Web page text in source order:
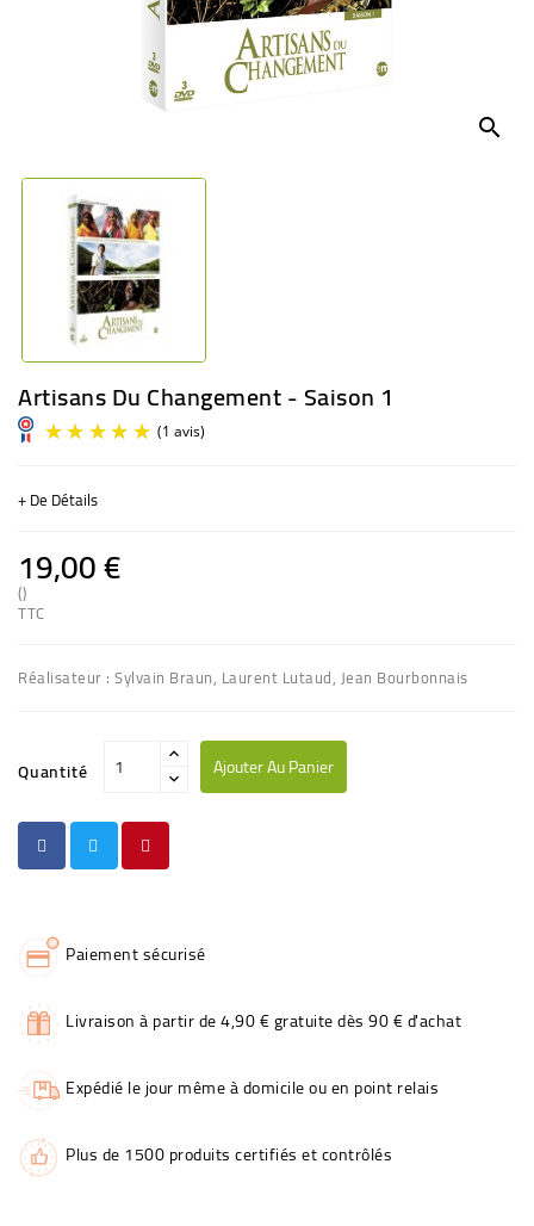
search
Artisans Du Changement - Saison 1
+ De Détails
19,00 €
()
TTC
Réalisateur : Sylvain Braun, Laurent Lutaud, Jean Bourbonnais
Quantité Ajouter Au Panier
Paiement sécurisé
Livraison à partir de 4,90 € gratuite dès 90 € d'achat
Expédié le jour même à domicile ou en point relais
Plus de 1500 produits certifiés et contrôlés